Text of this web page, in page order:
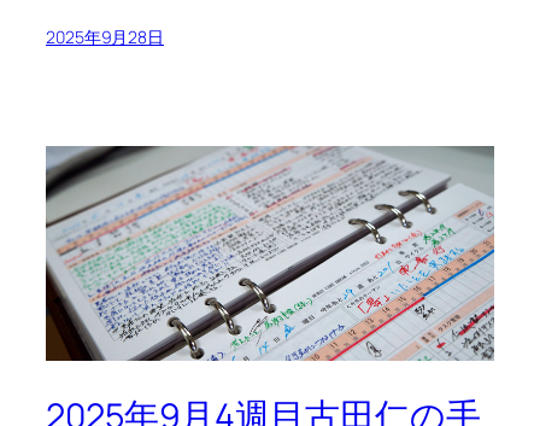
2025年9月28日
2025年9月4週目古田仁の手